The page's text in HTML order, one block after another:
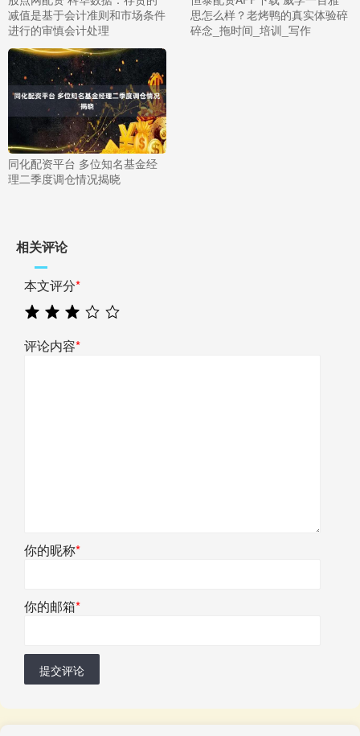
减值是基于会计准则和市场条件
进行的审慎会计处理
思怎么样？老烤鸭的真实体验碎
碎念_拖时间_培训_写作
同化配资平台 多位知名基金经
理二季度调仓情况揭晓
相关评论
本文评分*
评论内容*
你的昵称*
你的邮箱*
提交评论